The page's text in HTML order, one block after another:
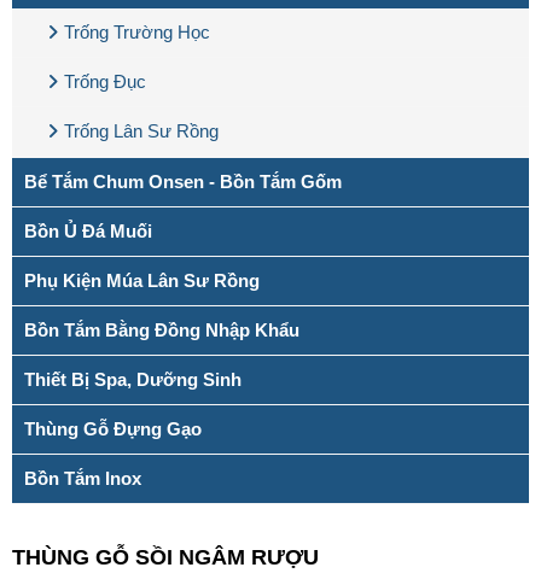
Trống Trường Học
Trống Đục
Trống Lân Sư Rồng
Bể Tắm Chum Onsen - Bồn Tắm Gốm
Bồn Ủ Đá Muối
Phụ Kiện Múa Lân Sư Rồng
Bồn Tắm Bằng Đồng Nhập Khẩu
Thiết Bị Spa, Dưỡng Sinh
Thùng Gỗ Đựng Gạo
Bồn Tắm Inox
THÙNG GỖ SỒI NGÂM RƯỢU